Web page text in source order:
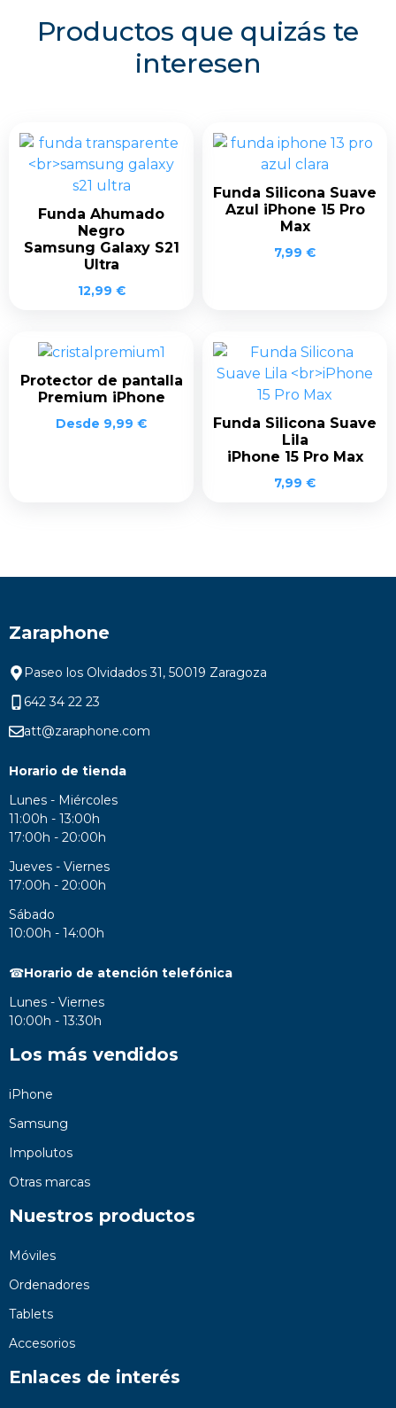
Productos que quizás te
interesen
Funda Ahumado
Negro
Samsung Galaxy S21
Ultra
12,99 €
Funda Silicona Suave
Azul iPhone 15 Pro
Max
7,99 €
Protector de pantalla
Premium iPhone
Desde 9,99 €
Funda Silicona Suave
Lila
iPhone 15 Pro Max
7,99 €
Zaraphone
Paseo los Olvidados 31, 50019 Zaragoza
642 34 22 23
att@zaraphone.com
Horario de tienda
Lunes - Miércoles
11:00h - 13:00h
17:00h - 20:00h
Jueves - Viernes
17:00h - 20:00h
Sábado
10:00h - 14:00h
☎Horario de atención telefónica
Lunes - Viernes
10:00h - 13:30h
Los más vendidos
iPhone
Samsung
Impolutos
Otras marcas
Nuestros productos
Móviles
Ordenadores
Tablets
Accesorios
Enlaces de interés